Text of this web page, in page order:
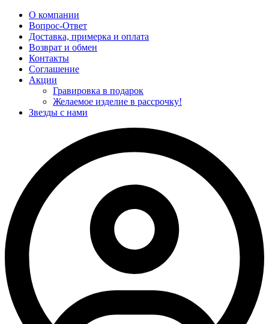
О компании
Вопрос-Ответ
Доставка, примерка и оплата
Возврат и обмен
Контакты
Соглашение
Акции
Гравировка в подарок
Желаемое изделие в рассрочку!
Звезды с нами